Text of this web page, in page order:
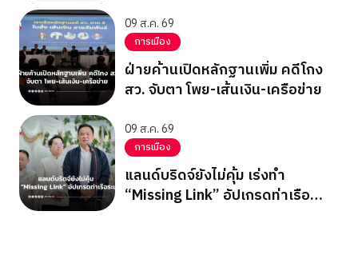
09 ส.ค. 69
การเมือง
ฝ่ายค้านเปิดหลักฐานเพิ่ม คดีโกง
สว. จับตา โพย-เส้นเงิน-เครือข่าย
09 ส.ค. 69
การเมือง
แลนด์บริดจ์ยังไม่คุ้ม เร่งทำ
“Missing Link” อัปเกรดท่าเรือ